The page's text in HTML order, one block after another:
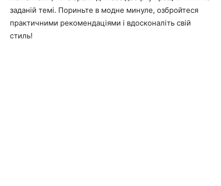
заданій темі. Пориньте в модне минуле, озбройтеся
практичними рекомендаціями і вдосконаліть свій
стиль!